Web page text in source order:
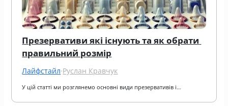
Презервативи які існують та як обрати
правильний розмір
Лайфстайл·Руслан Кравчук
У цій статті ми розглянемо основні види презервативів і…